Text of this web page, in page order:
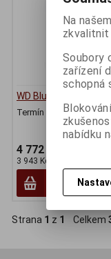
WD Blue 6TB/ 5400
Termín dodání (dny):30
4 772 Kč
3 943 Kč (bez DPH:)
Strana 1 z 1 Celkem
Na
zkvalitnit
Soubory
zařízení
schopná
nabídku